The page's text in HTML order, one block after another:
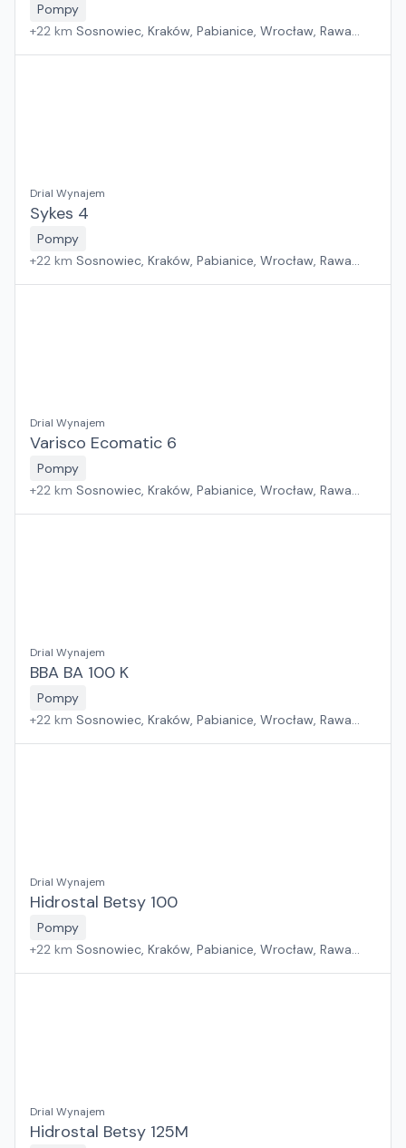
Pompy
+22 km Sosnowiec, Kraków, Pabianice, Wrocław, Rawa
Drial Wynajem
Sykes 4
Pompy
+22 km Sosnowiec, Kraków, Pabianice, Wrocław, Rawa
Drial Wynajem
Varisco Ecomatic 6
Pompy
+22 km Sosnowiec, Kraków, Pabianice, Wrocław, Rawa
Drial Wynajem
BBA BA 100 K
Pompy
+22 km Sosnowiec, Kraków, Pabianice, Wrocław, Rawa
Drial Wynajem
Hidrostal Betsy 100
Pompy
+22 km Sosnowiec, Kraków, Pabianice, Wrocław, Rawa
Drial Wynajem
Hidrostal Betsy 125M